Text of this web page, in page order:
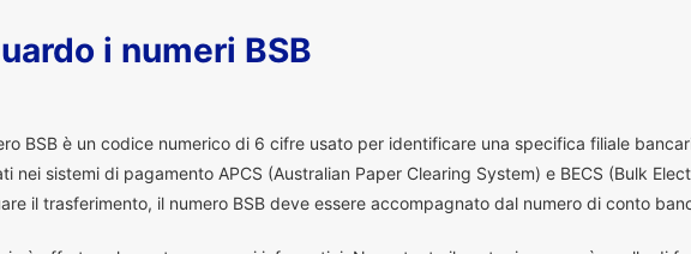
i numeri BSB
BSB è un codice numerico di 6 cifre usato per identificare una specifica filiale
nei sistemi di pagamento APCS (Australian Paper Clearing System) e BECS (Bulk
il trasferimento, il numero BSB deve essere accompagnato dal numero di conto